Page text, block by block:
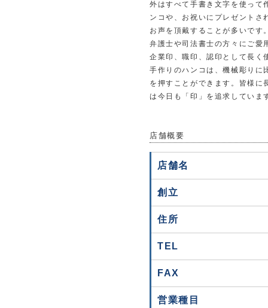
外はすべて手書き文字を使って
ンコや、お祝いにプレゼントさ
お声を頂戴することが多いです
弁護士や司法書士の方々にご愛
企業印、職印、認印として長く
手作りのハンコは、機械彫りに
を押すことができます。皆様に
は今日も「印」を追求していま
店舗概
店舗名
創立
住所
TEL
FAX
営業種目